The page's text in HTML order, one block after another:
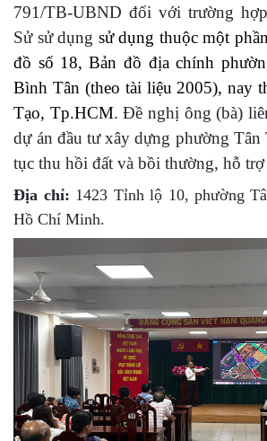
791/TB-UBND đối với trường
Sửsử dụng sử dụng thuộc một
đồ số 18,Bản đồ địa chính
Bình Tân (theo tài liệu 2005), nay
Tạo, Tp.HCM.Đề nghị ông (bà)
dự án đầu tư xây dựng phường Tân
tục thu hồi đất và bồi thường, hỗ
Địa chỉ: 1423 Tỉnh lộ 10, phường
Hồ Chí Minh.